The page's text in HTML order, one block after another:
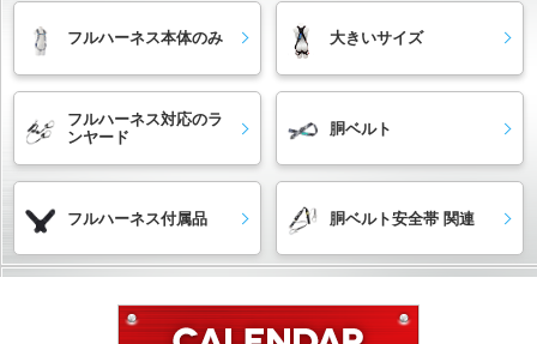
フルハーネス本体のみ 大きいサイズ
フルハーネス対応のラ
ンヤード
胴ベルト
フルハーネス付属品 胴ベルト安全帯 関連